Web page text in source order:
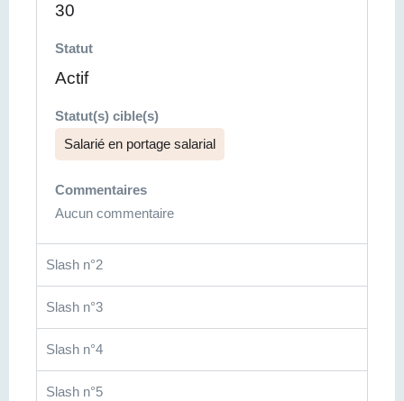
30
Statut
Actif
Statut(s) cible(s)
Salarié en portage salarial
Commentaires
Aucun commentaire
Slash n°2
Slash n°3
Slash n°4
Slash n°5